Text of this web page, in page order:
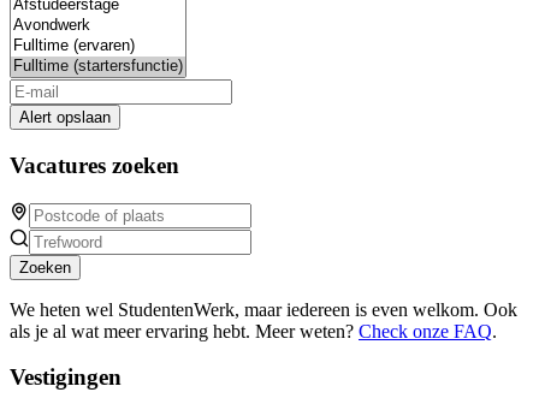
Alert opslaan
Vacatures zoeken
Zoeken
We heten wel StudentenWerk, maar iedereen is even welkom. Ook
als je al wat meer ervaring hebt. Meer weten? Check onze FAQ.
Vestigingen